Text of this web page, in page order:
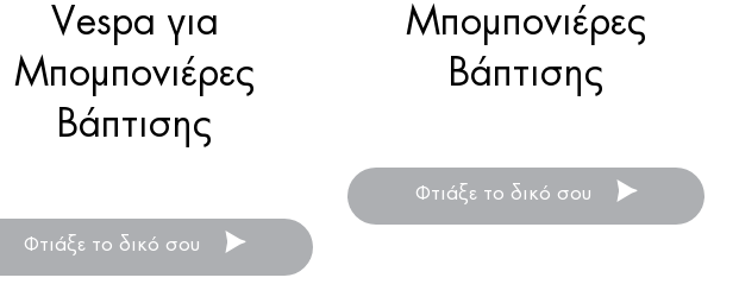
Vespa για
Μπομπονιέρες
Βάπτισης
Φτιάξε το δικό σου
Μπομπονιέρες
Βάπτισης
Φτιάξε το δικό σου